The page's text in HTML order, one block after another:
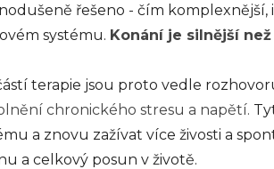
ě řešeno - čím komplexnější,
systému. Konání je silnější
terapie jsou proto vedle rozh
chronického stresu a napětí.
a znovu zažívat více živosti a
a celkový posun v životě.